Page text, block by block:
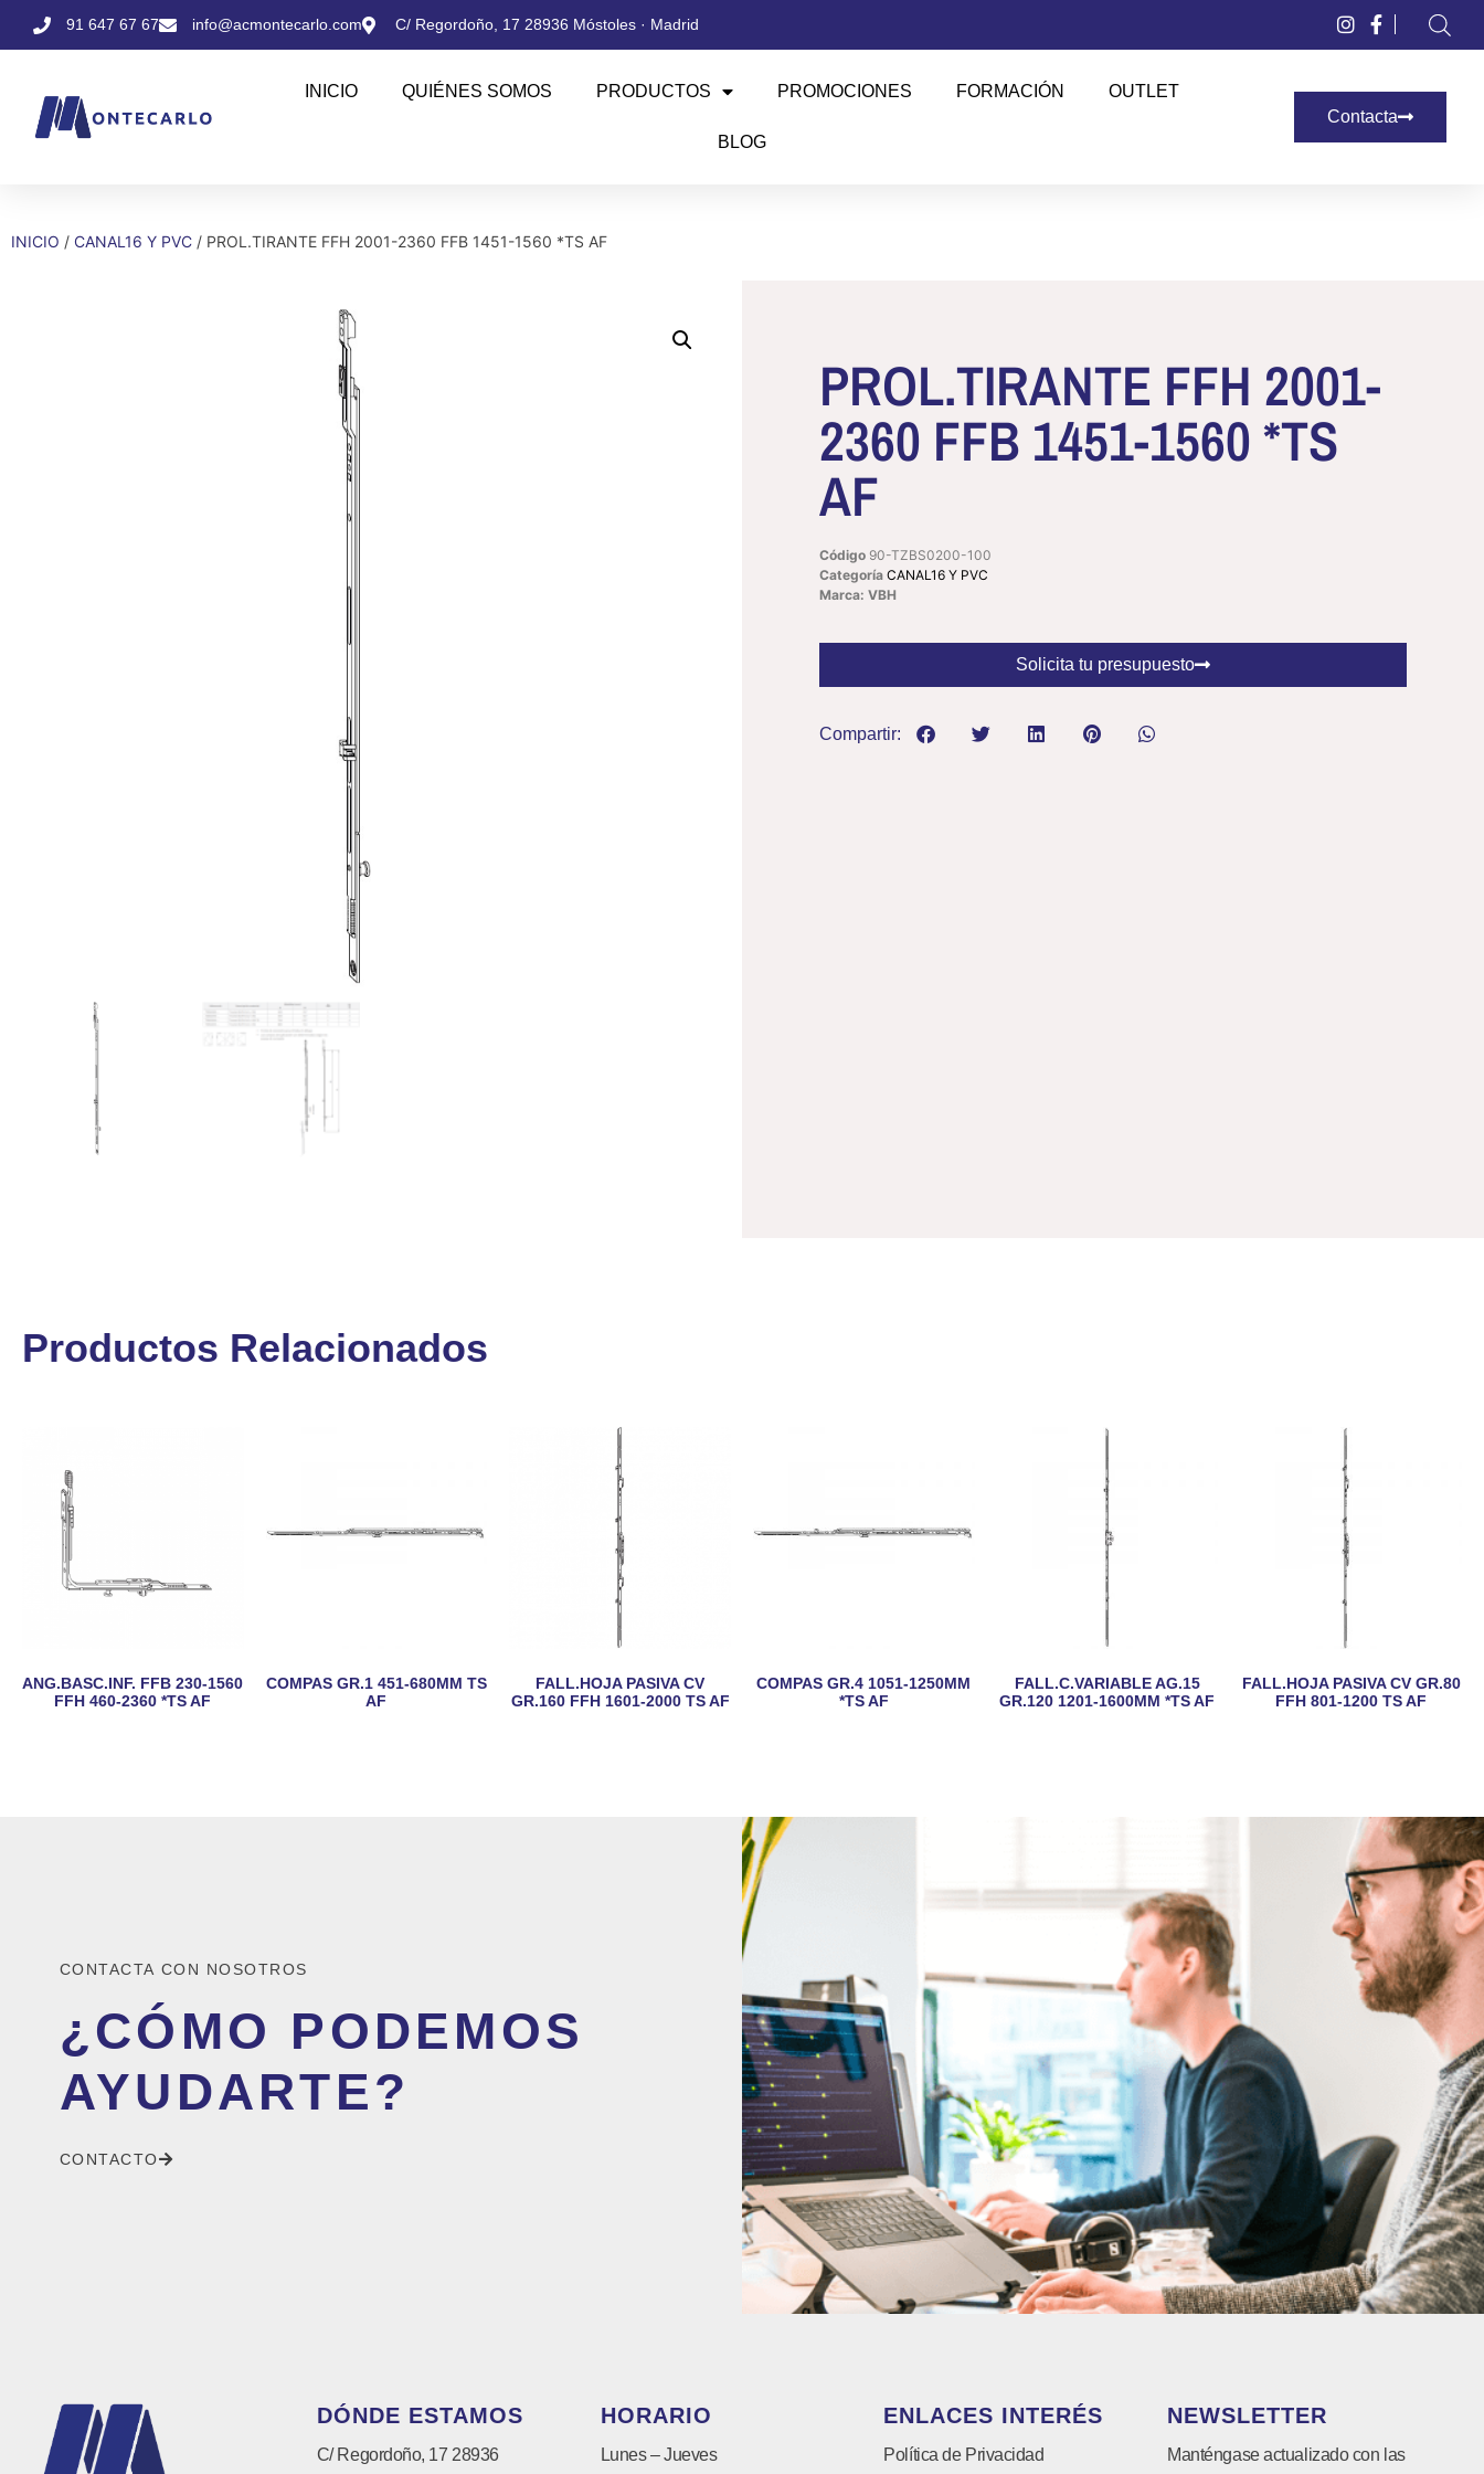
91 647 67 67 info@acmontecarlo.com C/ Regordoño, 17 28936 Móstoles · Madrid
INICIO QUIÉNES SOMOS PRODUCTOS PROMOCIONES FORMACIÓN OUTLET
BLOG
Contacta
INICIO / CANAL16 Y PVC / PROL.TIRANTE FFH 2001-2360 FFB 1451-1560 *TS AF
PROL.TIRANTE FFH 2001-
2360 FFB 1451-1560 *TS
AF
Código 90-TZBS0200-100
Categoría CANAL16 Y PVC
Marca: VBH
Solicita tu presupuesto
Compartir:
Productos Relacionados
ANG.BASC.INF. FFB 230-1560
FFH 460-2360 *TS AF
COMPAS GR.1 451-680MM TS
AF
FALL.HOJA PASIVA CV
GR.160 FFH 1601-2000 TS AF
COMPAS GR.4 1051-1250MM
*TS AF
FALL.C.VARIABLE AG.15
GR.120 1201-1600MM *TS AF
FALL.HOJA PASIVA CV GR.80
FFH 801-1200 TS AF
CONTACTA CON NOSOTROS
¿CÓMO PODEMOS
AYUDARTE?
CONTACTO
DÓNDE ESTAMOS
C/ Regordoño, 17 28936
HORARIO
Lunes – Jueves
ENLACES INTERÉS
Política de Privacidad
NEWSLETTER
Manténgase actualizado con las